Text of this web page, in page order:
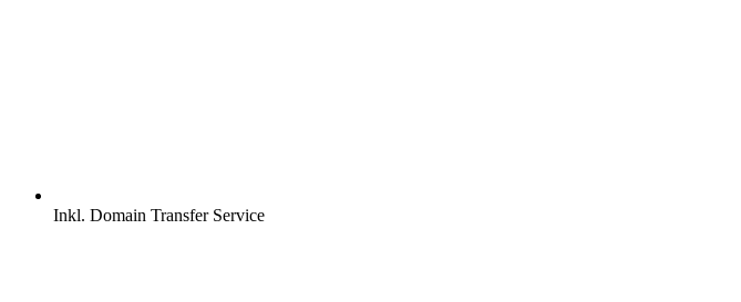
Inkl. Domain Transfer Service